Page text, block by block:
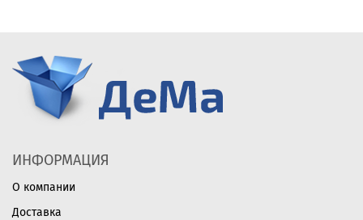
ИНФОРМАЦИЯ
О компании
Доставка